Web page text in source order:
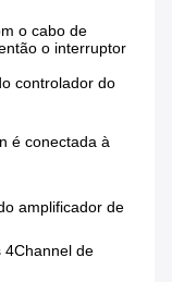
o cabo de
o interruptor
controlador do
é conectada à
amplificador de
4Channel de